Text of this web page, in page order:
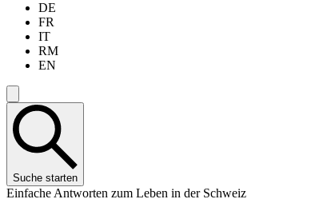
DE
FR
IT
RM
EN
Suche starten
Einfache Antworten zum Leben in der Schweiz